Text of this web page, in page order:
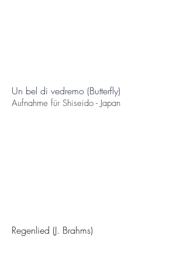
Un bel di vedremo (Butterfly)
Aufnahme für Shiseido - Japan
Regenlied (J. Brahms)